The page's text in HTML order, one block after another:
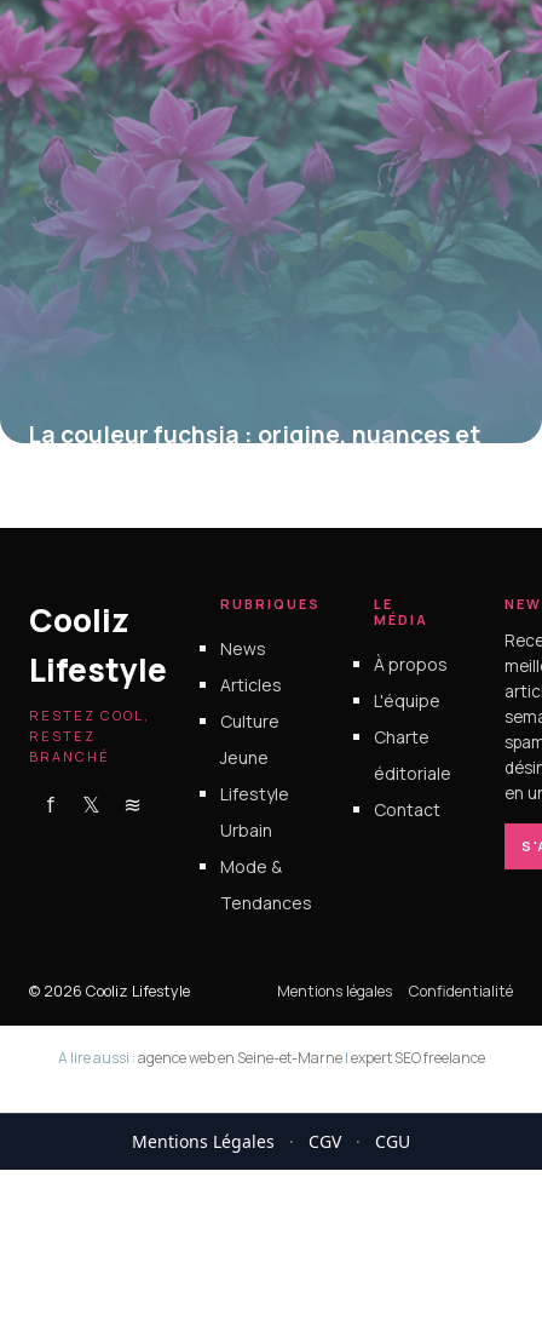
La couleur fuchsia : origine, nuances et
Cooliz
Lifestyle
RESTEZ COOL,
RESTEZ
BRANCHÉ
f 𝕏 ≋
RUBRIQUES
News
Articles
Culture
Jeune
Lifestyle
Urbain
Mode &
Tendances
LE
MÉDIA
À propos
L'équipe
Charte
éditoriale
Contact
en
© 2026 Cooliz Lifestyle Mentions légales Confidentialité
A lire aussi :agence web en Seine-et-Marne|expert SEO freelance
Mentions Légales · CGV · CGU